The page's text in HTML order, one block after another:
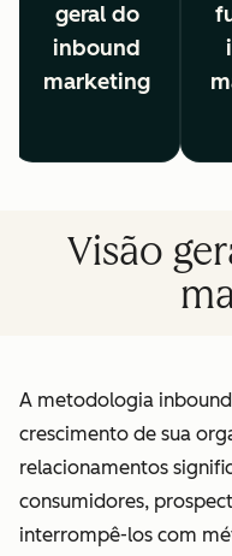
geral do
inbound
marketing
Visão
A metodologia
crescimento de sua
relacionamentos
consumidores,
interrompê-los com